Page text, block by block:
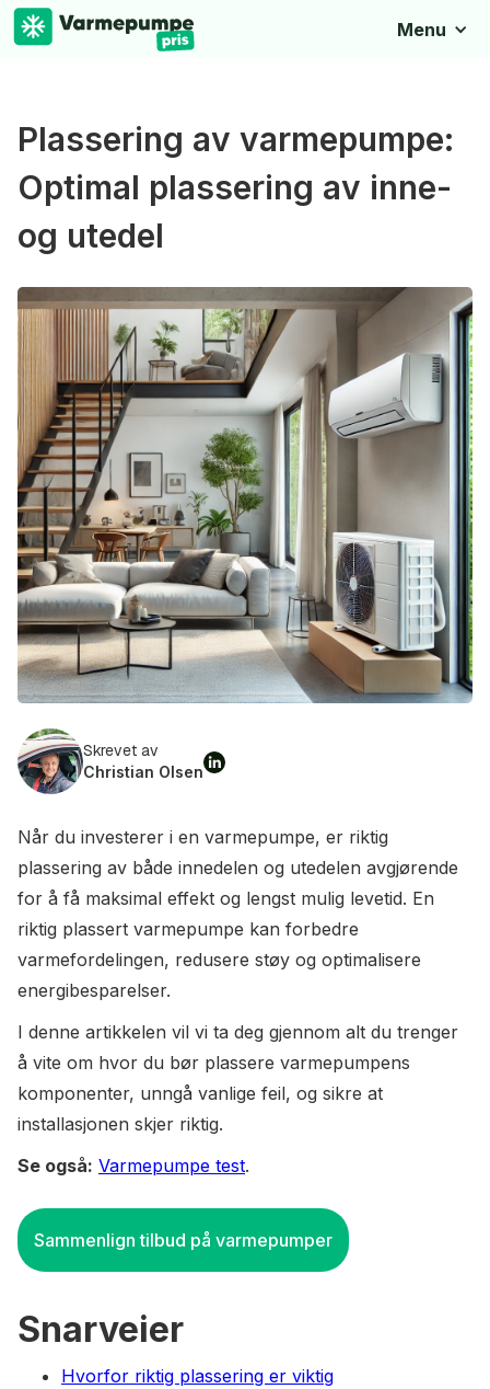
Menu
Plassering av varmepumpe:
Optimal plassering av inne-
og utedel
Skrevet av
Christian Olsen
Når du investerer i en varmepumpe, er riktig
plassering av både innedelen og utedelen avgjørende
for å få maksimal effekt og lengst mulig levetid. En
riktig plassert varmepumpe kan forbedre
varmefordelingen, redusere støy og optimalisere
energibesparelser.
I denne artikkelen vil vi ta deg gjennom alt du trenger
å vite om hvor du bør plassere varmepumpens
komponenter, unngå vanlige feil, og sikre at
installasjonen skjer riktig.
Se også: Varmepumpe test.
Sammenlign tilbud på varmepumper
Snarveier
Hvorfor riktig plassering er viktig